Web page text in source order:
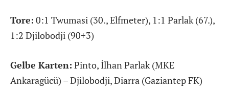
Tore: 0:1 Twumasi (30., Elfmeter), 1:1 Parlak (67.),
1:2 Djilobodji (90+3)
Gelbe Karten: Pinto, İlhan Parlak (MKE
Ankaragücü) – Djilobodji, Diarra (Gaziantep FK)